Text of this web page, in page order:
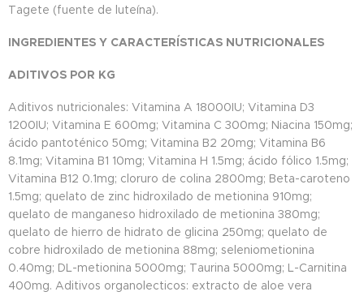
Tagete (fuente de luteína).
INGREDIENTES Y CARACTERÍSTICAS NUTRICIONALES
ADITIVOS POR KG
Aditivos nutricionales: Vitamina A 18000IU; Vitamina D3
1200IU; Vitamina E 600mg; Vitamina C 300mg; Niacina 150mg;
ácido pantoténico 50mg; Vitamina B2 20mg; Vitamina B6
8.1mg; Vitamina B1 10mg; Vitamina H 1.5mg; ácido fólico 1.5mg;
Vitamina B12 0.1mg; cloruro de colina 2800mg; Beta-caroteno
1.5mg; quelato de zinc hidroxilado de metionina 910mg;
quelato de manganeso hidroxilado de metionina 380mg;
quelato de hierro de hidrato de glicina 250mg; quelato de
cobre hidroxilado de metionina 88mg; seleniometionina
0.40mg; DL-metionina 5000mg; Taurina 5000mg; L-Carnitina
400mg. Aditivos organolecticos: extracto de aloe vera